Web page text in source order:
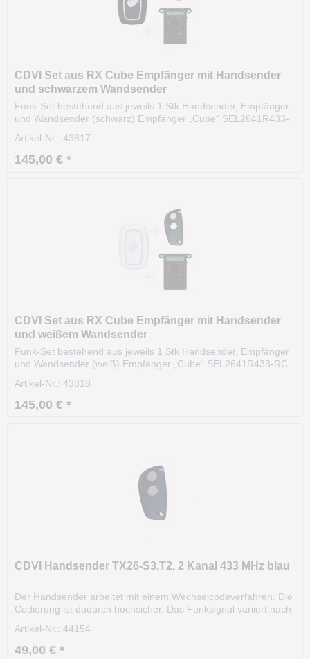
CDVI Set aus RX Cube Empfänger mit Handsender
und schwarzem Wandsender
Funk-Set bestehend aus jeweils 1 Stk Handsender, Empfänger
und Wandsender (schwarz) Empfänger „Cube“ SEL2641R433-
12–24 VAC/DC (automatische Erkennung) Relais: 1 x 1 A bei 24
V (max. 60 V) Betriebsarten: Impuls I Laich I...
Artikel-Nr.: 43817
145,00 € *
CDVI Set aus RX Cube Empfänger mit Handsender
und weißem Wandsender
Funk-Set bestehend aus jeweils 1 Stk Handsender, Empfänger
und Wandsender (weiß) Empfänger „Cube“ SEL2641R433-RC
12–24 VAC/DC (automatische Erkennung) Relais: 1 x 1 A bei 24
V (max. 60 V) Betriebsarten: Impuls I Laich I...
Artikel-Nr.: 43818
145,00 € *
CDVI Handsender TX26-S3.T2, 2 Kanal 433 MHz blau
Der Handsender arbeitet mit einem Wechselcodeverfahren. Die
Codierung ist dadurch hochsicher. Das Funksignal variiert nach
beträgt ca. 35m und kann sogar aus dem KFZ heraus bedient
werden. Bei schlechter Witterung wie...
Artikel-Nr.: 44154
49,00 € *